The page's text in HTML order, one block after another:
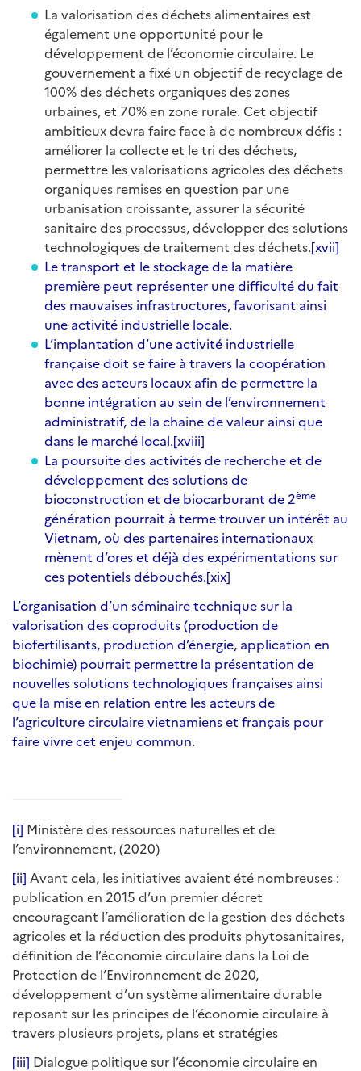
La valorisation des déchets alimentaires est
également une opportunité pour le
développement de l’économie circulaire. Le
gouvernement a fixé un objectif de recyclage de
100% des déchets organiques des zones
urbaines, et 70% en zone rurale. Cet objectif
ambitieux devra faire face à de nombreux défis :
améliorer la collecte et le tri des déchets,
permettre les valorisations agricoles des déchets
organiques remises en question par une
urbanisation croissante, assurer la sécurité
sanitaire des processus, développer des solutions
technologiques de traitement des déchets.[xvii]
Le transport et le stockage de la matière
première peut représenter une difficulté du fait
des mauvaises infrastructures, favorisant ainsi
une activité industrielle locale.
L’implantation d’une activité industrielle
française doit se faire à travers la coopération
avec des acteurs locaux afin de permettre la
bonne intégration au sein de l’environnement
administratif, de la chaine de valeur ainsi que
dans le marché local.[xviii]
La poursuite des activités de recherche et de
développement des solutions de
bioconstruction et de biocarburant de 2ème
génération pourrait à terme trouver un intérêt au
Vietnam, où des partenaires internationaux
mènent d’ores et déjà des expérimentations sur
ces potentiels débouchés.[xix]
L’organisation d’un séminaire technique sur la
valorisation des coproduits (production de
biofertilisants, production d’énergie, application en
biochimie) pourrait permettre la présentation de
nouvelles solutions technologiques françaises ainsi
que la mise en relation entre les acteurs de
l’agriculture circulaire vietnamiens et français pour
faire vivre cet enjeu commun.
[i] Ministère des ressources naturelles et de
l’environnement, (2020)
[ii] Avant cela, les initiatives avaient été nombreuses :
publication en 2015 d’un premier décret
encourageant l’amélioration de la gestion des déchets
agricoles et la réduction des produits phytosanitaires,
définition de l’économie circulaire dans la Loi de
Protection de l’Environnement de 2020,
développement d’un système alimentaire durable
reposant sur les principes de l’économie circulaire à
travers plusieurs projets, plans et stratégies
[iii] Dialogue politique sur l’économie circulaire en